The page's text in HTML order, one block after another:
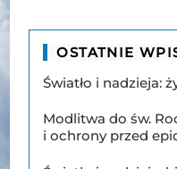
OSTATNIE
Światło i nadzieja:
Modlitwa do św.
i ochrony przed